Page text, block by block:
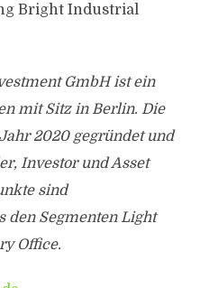
Bright Industrial
GmbH ist ein
mit Sitz in Berlin. Die
2020 gegründet und
Investor und Asset
sind
Segmenten Light
Office.